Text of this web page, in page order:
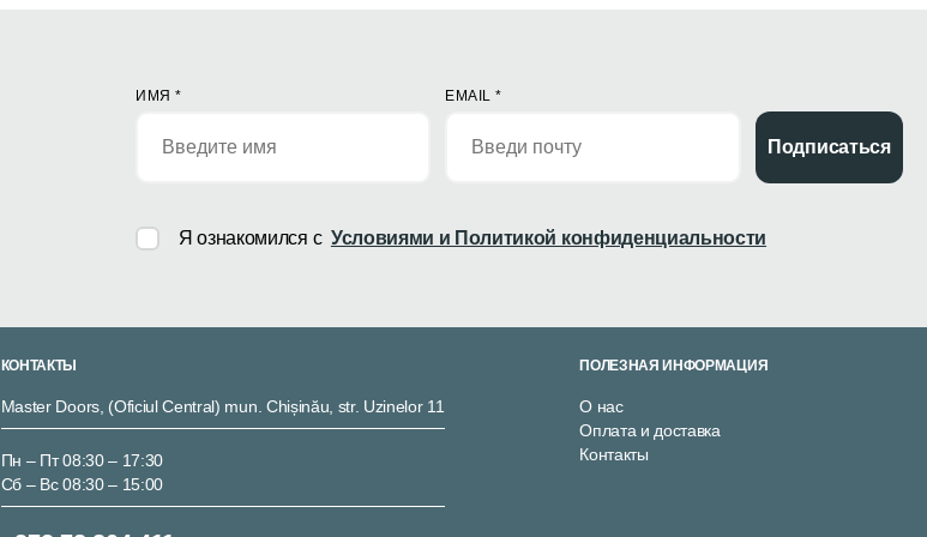
ИМЯ * EMAIL*
Подписаться
Я ознакомился с Условиями и Политикой конфиденциальности
КОНТАКТЫ
Master Doors, (Oficiul Central) mun. Chișinău, str. Uzinelor 11
Пн – Пт 08:30 – 17:30
Сб – Вс 08:30 – 15:00
ПОЛЕЗНАЯ ИНФОРМАЦИЯ
О нас
Оплата и доставка
Контакты